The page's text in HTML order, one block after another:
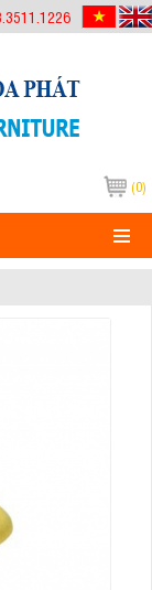
(0)